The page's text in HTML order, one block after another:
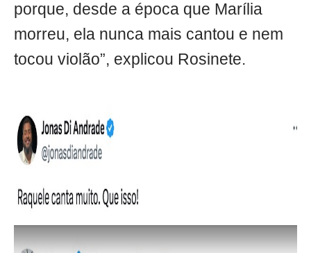
porque, desde a época que Marília
morreu, ela nunca mais cantou e nem
tocou violão”, explicou Rosinete.